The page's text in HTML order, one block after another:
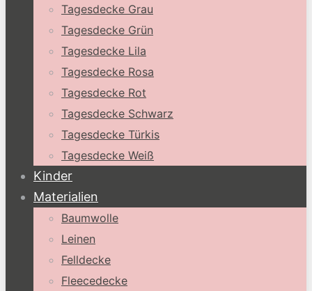
Tagesdecke Grau
Tagesdecke Grün
Tagesdecke Lila
Tagesdecke Rosa
Tagesdecke Rot
Tagesdecke Schwarz
Tagesdecke Türkis
Tagesdecke Weiß
Kinder
Materialien
Baumwolle
Leinen
Felldecke
Fleecedecke